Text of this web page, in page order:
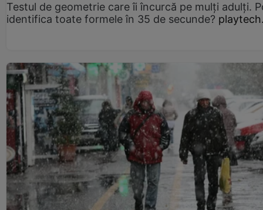
Testul de geometrie care îi încurcă pe mulți adulți.
identifica toate formele în 35 de secunde?